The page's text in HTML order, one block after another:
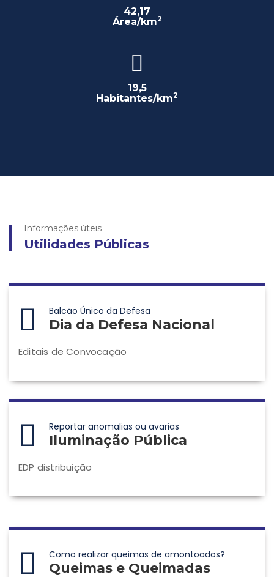
42,17
Área/km2
19,5
Habitantes/km2
Informações úteis
Utilidades Públicas
Balcão Único da Defesa
Dia da Defesa Nacional
Editais de Convocação
Reportar anomalias ou avarias
Iluminação Pública
EDP distribuição
Como realizar queimas de amontoados?
Queimas e Queimadas